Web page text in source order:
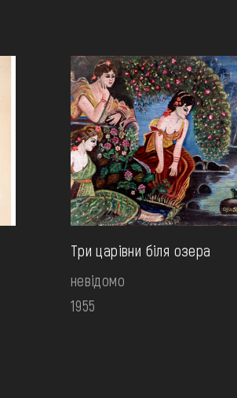
Три царівни біля озера
невідомо
1955